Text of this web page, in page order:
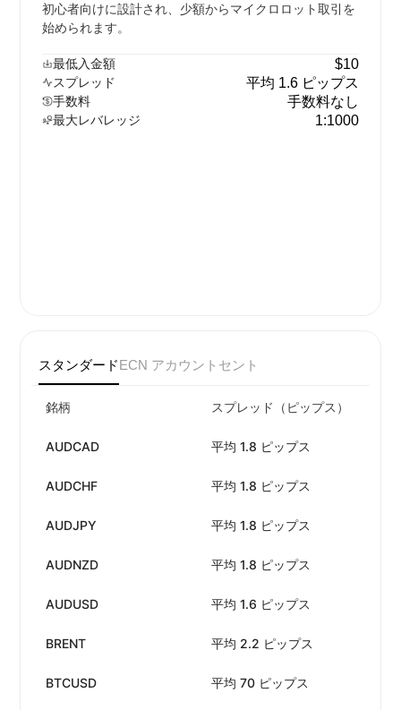
初心者向けに設計され、少額からマイクロロット取引を
始められます。
最低入金額 $10
スプレッド 平均 1.6 ピップス
手数料 手数料なし
最大レバレッジ 1:1000
スタンダードECN アカウント セント
銘柄 スプレッド（ピップス）
AUDCAD 平均 1.8 ピップス
AUDCHF 平均 1.8 ピップス
AUDJPY 平均 1.8 ピップス
AUDNZD 平均 1.8 ピップス
AUDUSD 平均 1.6 ピップス
BRENT 平均 2.2 ピップス
BTCUSD 平均 70 ピップス